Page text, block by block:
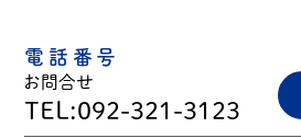
電話番号
お問合せ
TEL:092-321-3123